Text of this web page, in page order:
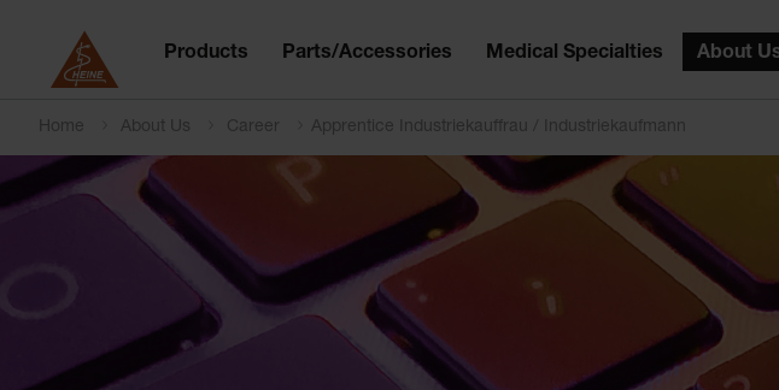
Products Parts/Accessories Medical Specialties About
Home About Us Career Apprentice Industriekauffrau / Industriekaufmann